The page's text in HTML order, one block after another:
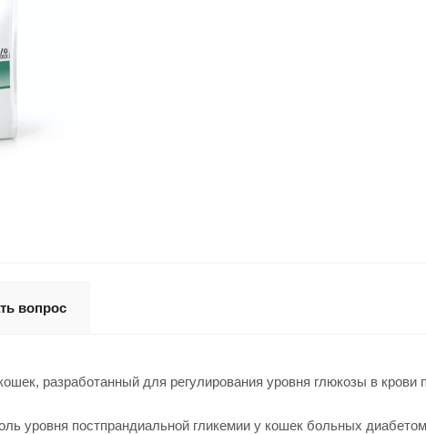
вопрос
разработанный для регулирования уровня глюкозы в крови
уровня постпрандиальной гликемии у кошек больных